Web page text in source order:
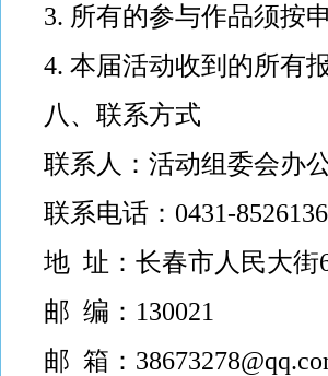
3. 所有的参与作品须按
4. 本届活动收到的所有
八、联系方式
联系人：活动组委会办
联系电话：0431-
地 址：长春市人民大街
邮 编：130021
邮 箱：